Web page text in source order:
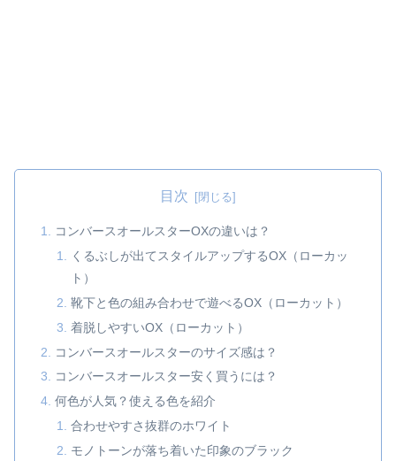
目次
コンバースオールスターOXの違いは？
くるぶしが出てスタイルアップするOX（ローカッ
ト）
靴下と色の組み合わせで遊べるOX（ローカット）
着脱しやすいOX（ローカット）
コンバースオールスターのサイズ感は？
コンバースオールスター安く買うには？
何色が人気？使える色を紹介
合わせやすさ抜群のホワイト
モノトーンが落ち着いた印象のブラック